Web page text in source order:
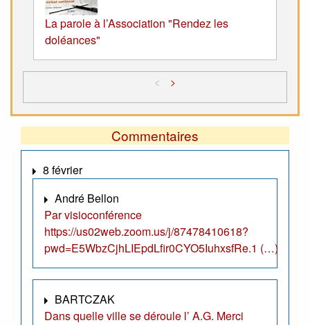
La parole à l’Association "Rendez les
doléances"
< >
Commentaires
8 février
André Bellon
Par visioconférence
https://us02web.zoom.us/j/87478410618?
pwd=E5WbzCjhLIEpdLfir0CYO5IuhxsfRe.1 (…)
BARTCZAK
Dans quelle ville se déroule l’ A.G. Merci